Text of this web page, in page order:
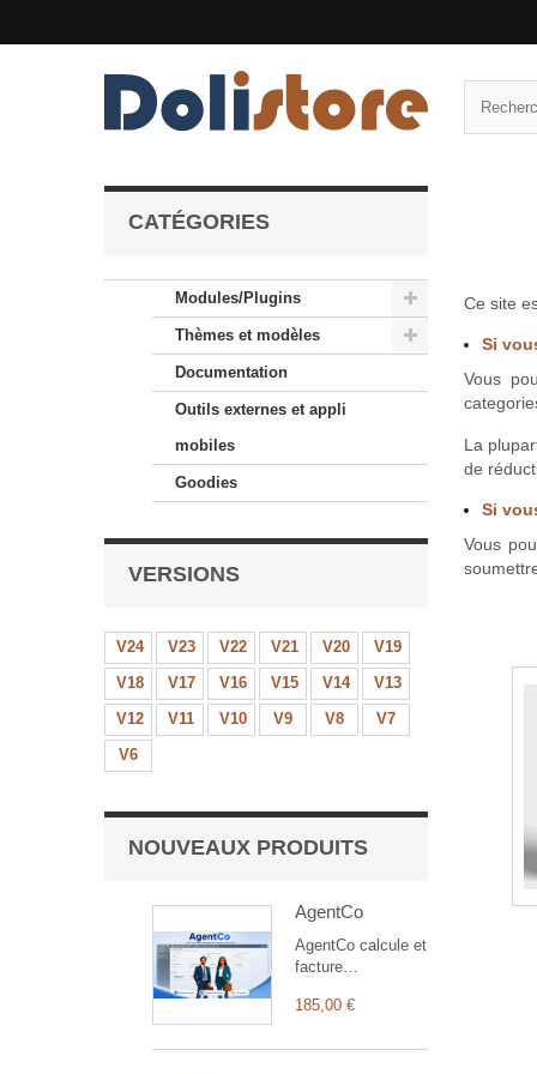
CATÉGORIES
Modules/Plugins
Thèmes et modèles
Documentation
Outils externes et appli
mobiles
Goodies
VERSIONS
V24 V23 V22 V21 V20
V19
V18
V17 V16 V15 V14
V13
V12
V11 V10 V9 V8
V7
V6
NOUVEAUX PRODUITS
AgentCo
AgentCo calcule et
facture
les commissions
commerciaux
185,00 €
Ce site
Si
Vous
La
de
Si
Vous